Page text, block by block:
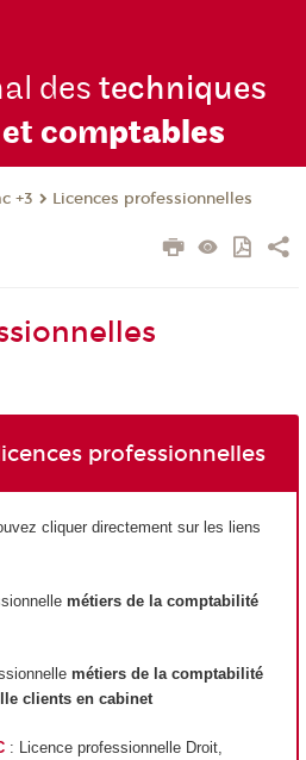
destechniques
comptables
+3 Licences professionnelles
professionnelles
cliquer directement sur les liens
métiers de la comptabilité
métiers de la comptabilité
clients en cabinet
: Licence professionnelle Droit,